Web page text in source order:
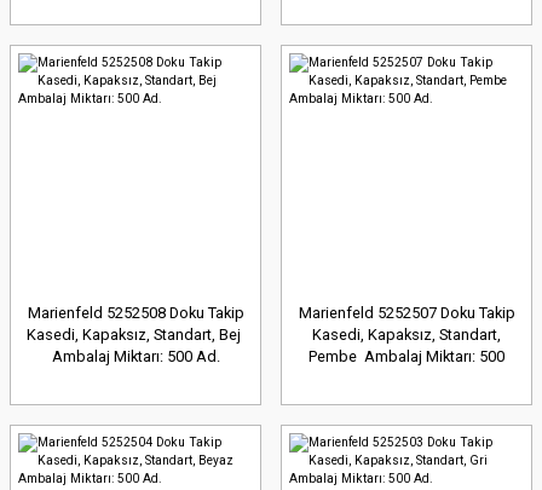
Marienfeld 5252508 Doku Takip
Kasedi, Kapaksız, Standart, Bej
Ambalaj Miktarı: 500 Ad.
Marienfeld 5252507 Doku Takip
Kasedi, Kapaksız, Standart,
Pembe Ambalaj Miktarı: 500